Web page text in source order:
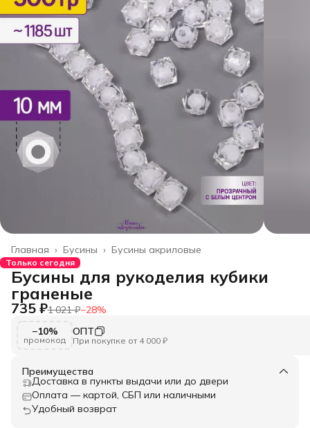
Бусины акриловые
Бусины ›
Главная ›
Только сегодня
Бусины для рукоделия кубики
граненые
735 ₽1 021 ₽−28%
−10%
промокод
ОПТ
При покупке от 4 000 ₽
Преимущества
Доставка в пункты выдачи или до двери
Оплата — картой, СБП или наличными
Удобный возврат